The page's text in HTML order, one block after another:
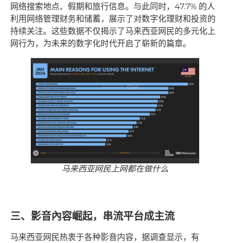
网络搜索地点、假期和旅行信息。与此同时，47.7% 的人
利用网络管理财务和储蓄，展示了对数字化理财和投资的
持续关注。这些数据不仅揭示了马来西亚网民的多元化上
网行为，为未来的数字化时代开启了崭新的篇章。
马来西亚网民上网都在做什么
三、影音內容崛起，串流平台成主流
马来西亚网民热衷于各种影音内容，据调查显示，有